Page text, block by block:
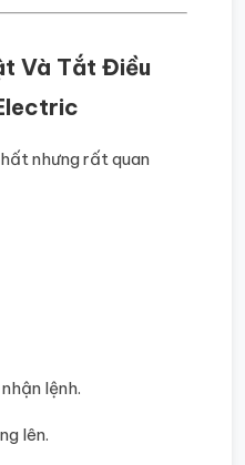
Và Tắt Điều
nhưng rất quan
lệnh.
lên.